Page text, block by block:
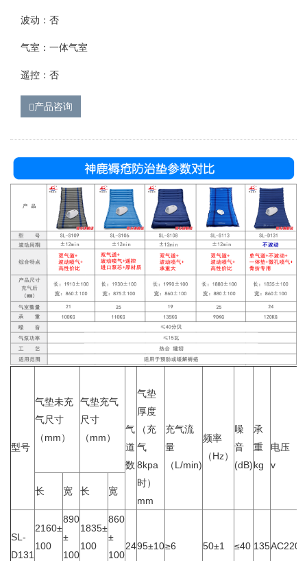
波动：否
气室：一体气室
遥控：否
产品咨询
型号
气垫未充
气尺寸
（mm）
气垫充气
尺寸
（mm）
气
道
数
气垫
厚度
（充
气
8kpa
时）
mm
充气流
量
（L/min)
频率
（Hz）
噪
音
(dB)
承
重
kg
电压
v
长 宽 长 宽
SL-
D131
2160±
100
890
±
100
1835±
100
860
±
100
2495±10≥6 50±1 ≤40 135